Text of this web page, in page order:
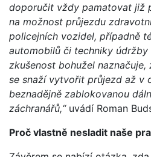
doporučit vždy pamatovat již
na možnost průjezdu
policejních vozidel, případně
automobilů či techniky údržby
zkušenost bohužel
se snaží vytvořit průjezd až v
beznadějně zablokovanou
záchranářů,“uvádí Roman
Proč vlastně nesladit naše